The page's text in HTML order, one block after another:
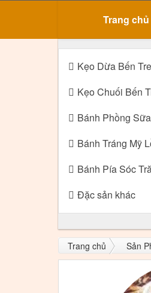
Trang chủ
Kẹo Dừa Bến Tre
Kẹo Chuối Bến
Bánh Phồng
Bánh Tráng Mỹ
Bánh Pía Sóc
Đặc sản khác
Trang chủ Sản